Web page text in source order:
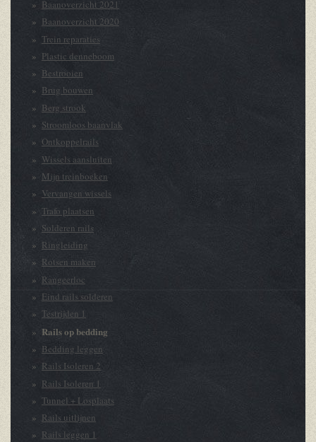
Baanoverzicht 2021
Baanoverzicht 2020
Trein reparaties
Plastic denneboom
Bestrooien
Brug bouwen
Berg strook
Stroomloos baanvlak
Ontkoppelrails
Wissels aansluiten
Mijn treinboeken
Vervangen wissels
Trafo plaatsen
Solderen rails
Ringleiding
Rotsen maken
Rangeerloc
Eind rails solderen
Testrijden 1
Rails op bedding
Bedding leggen
Rails Isoleren 2
Rails Isoleren 1
Tunnel + Losplaats
Rails uitlijnen
Rails leggen 1